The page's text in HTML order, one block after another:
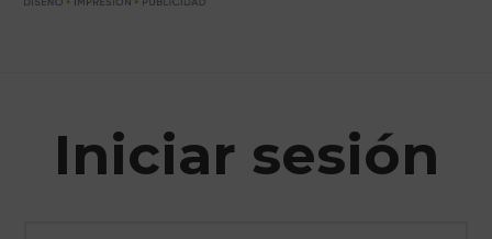
Iniciar sesión